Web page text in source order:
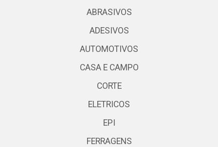
ABRASIVOS
ADESIVOS
AUTOMOTIVOS
CASA E CAMPO
CORTE
ELETRICOS
EPI
FERRAGENS